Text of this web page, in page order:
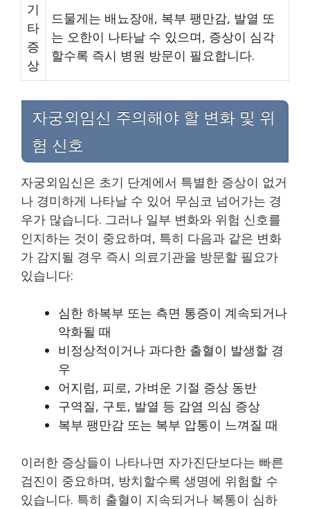
기
타
증
상
드물게는 배뇨장애, 복부 팽만감, 발열 또
는 오한이 나타날 수 있으며, 증상이 심각
할수록 즉시 병원 방문이 필요합니다.
자궁외임신 주의해야 할 변화 및 위
험 신호
자궁외임신은 초기 단계에서 특별한 증상이 없거
나 경미하게 나타날 수 있어 무심코 넘어가는 경
우가 많습니다. 그러나 일부 변화와 위험 신호를
인지하는 것이 중요하며, 특히 다음과 같은 변화
가 감지될 경우 즉시 의료기관을 방문할 필요가
있습니다:
심한 하복부 또는 측면 통증이 계속되거나
악화될 때
비정상적이거나 과다한 출혈이 발생할 경
우
어지럼, 피로, 가벼운 기절 증상 동반
구역질, 구토, 발열 등 감염 의심 증상
복부 팽만감 또는 복부 압통이 느껴질 때
이러한 증상들이 나타나면 자가진단보다는 빠른
검진이 중요하며, 방치할수록 생명에 위험할 수
있습니다. 특히 출혈이 지속되거나 복통이 심하